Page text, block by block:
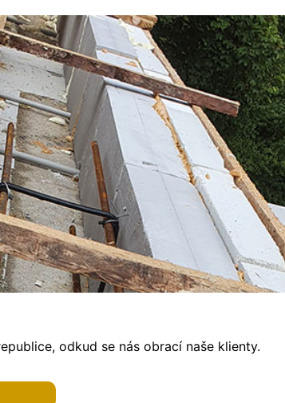
odkud se nás obrací naše klienty.